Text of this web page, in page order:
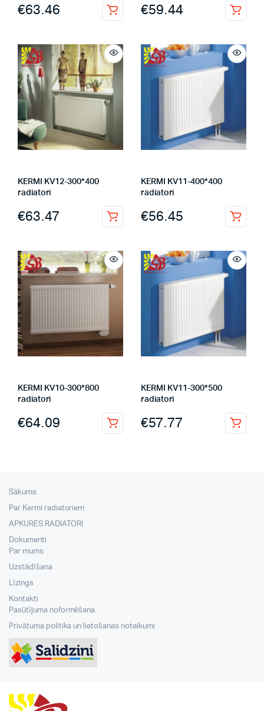
€63.46 €59.44
KERMI KV12-300*400
radiatori
€63.47
KERMI KV11-400*400
radiatori
€56.45
KERMI KV10-300*800
radiatori
€64.09
KERMI KV11-300*500
radiatori
€57.77
Sākums
Par Kermi radiatoriem
APKURES RADIATORI
Dokumenti
Par mums
Uzstādīšana
Līzings
Kontakti
Pasūtījuma noformēšana
Privātuma politika un lietošanas noteikumi